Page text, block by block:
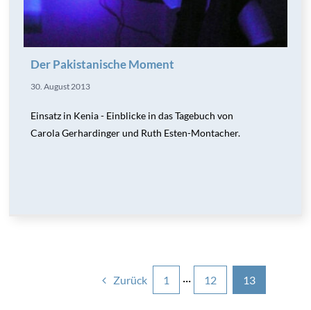
Der Pakistanische Moment
30. August 2013
Einsatz in Kenia - Einblicke in das Tagebuch von
Carola Gerhardinger und Ruth Esten-Montacher.
Zurück 1 ··· 12 13